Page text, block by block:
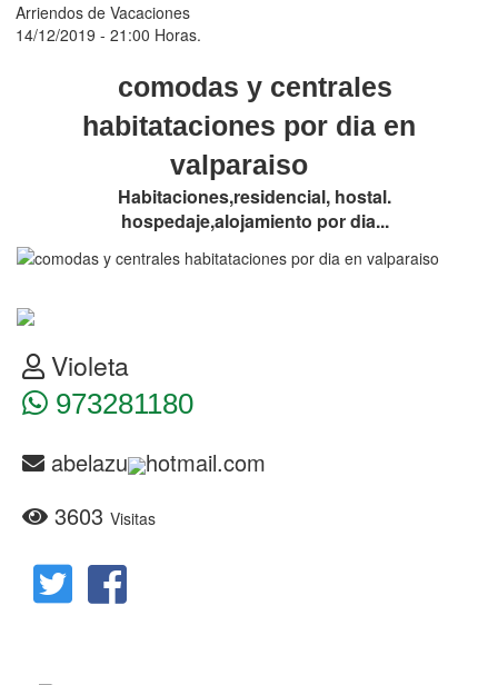
Arriendos de Vacaciones
14/12/2019 - 21:00 Horas.
comodas y centrales
habitataciones por dia en
valparaiso
Habitaciones,residencial, hostal.
hospedaje,alojamiento por dia...
Violeta
973281180
abelazu
hotmail.com
3603 Visitas